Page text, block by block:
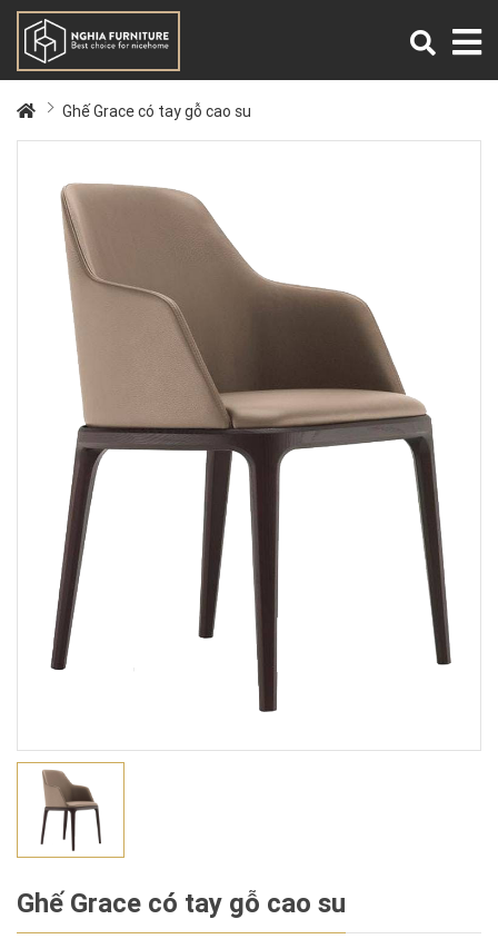
Ghế Grace có tay gỗ cao su
Ghế Grace có tay gỗ cao su